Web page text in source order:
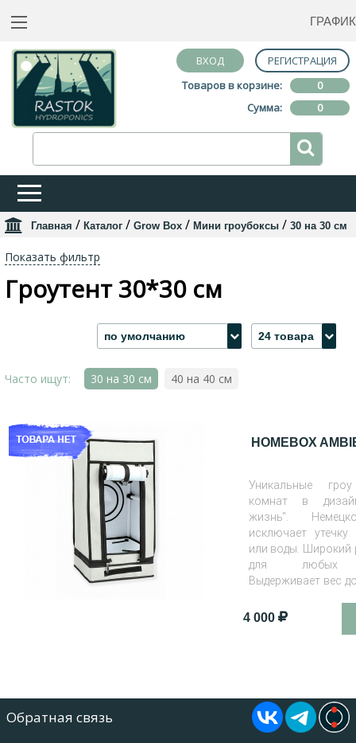
ВХОД
РЕГИСТРАЦИЯ
Товаров в корзине:
0
Сумма:
0
Главная / Каталог / Grow Box / Мини гроубоксы / 30 на 30 см
Показать фильтр
Гроутент 30*30 см
по умолчанию 24 товара
Часто ищут: 30 на 30 см 40 на 40 см
HOMEBOX
Уникальные
комнат в
жизнь".
исключает
или воды. Широкий
для любых
Выдерживает вес
4 000
Обратная связь